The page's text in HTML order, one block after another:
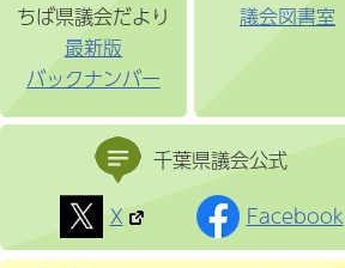
ちば県議会だより
最新版
バックナンバー
議会図書室
千葉県議会公式
X
Facebook